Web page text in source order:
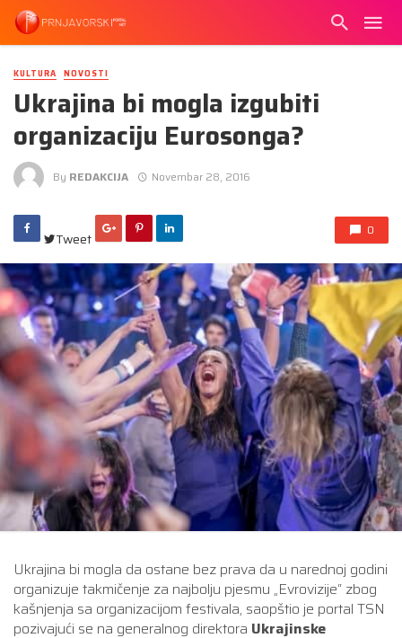
KULTURA NOVOSTI
Ukrajina bi mogla izgubiti
organizaciju Eurosonga?
By REDAKCIJA Novembar 28, 2016
Tweet 0
Ukrajina bi mogla da ostane bez prava da u narednoj godini
organizuje takmičenje za najbolju pjesmu „Evrovizije“ zbog
kašnjenja sa organizacijom festivala, saopštio je portal TSN
pozivajući se na generalnog direktora Ukrajinske